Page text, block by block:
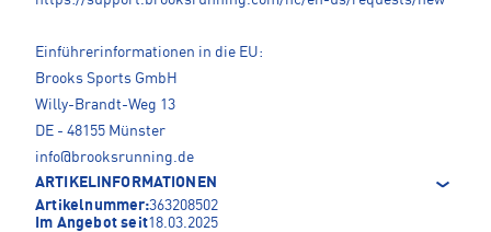
Einführerinformationen in die EU:
Brooks Sports GmbH
Willy-Brandt-Weg 13
DE - 48155 Münster
info@brooksrunning.de
ARTIKELINFORMATIONEN
Artikelnummer:363208502
Im Angebot seit18.03.2025